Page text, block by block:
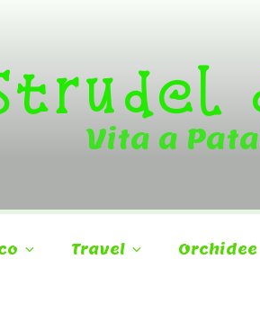
Vita a
Travel Orchidee